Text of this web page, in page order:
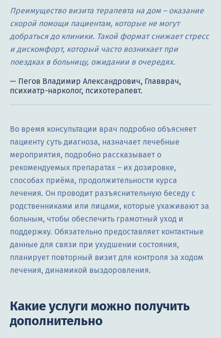
Преимущество визита терапевта на дом – оказание
скорой помощи пациентам, которые не могут
добраться до клиники. Такой формат снижает стресс
и дискомфорт, который часто возникает при
поездках в больницу, ожидании в очередях.
Во время консультации врач подробно объясняет
пациенту суть диагноза, назначает лечебные
мероприятия, подробно рассказывает о
рекомендуемых препаратах – их дозировке,
способах приёма, продолжительности курса
лечения. Он проводит разъяснительную беседу с
родственниками или лицами, которые ухаживают за
больным, чтобы обеспечить грамотный уход и
поддержку. Обязательно предоставляет контактные
данные для связи при ухудшении состояния,
планирует повторный визит для контроля за ходом
лечения, динамикой выздоровления.
Какие услуги можно получить
дополнительно